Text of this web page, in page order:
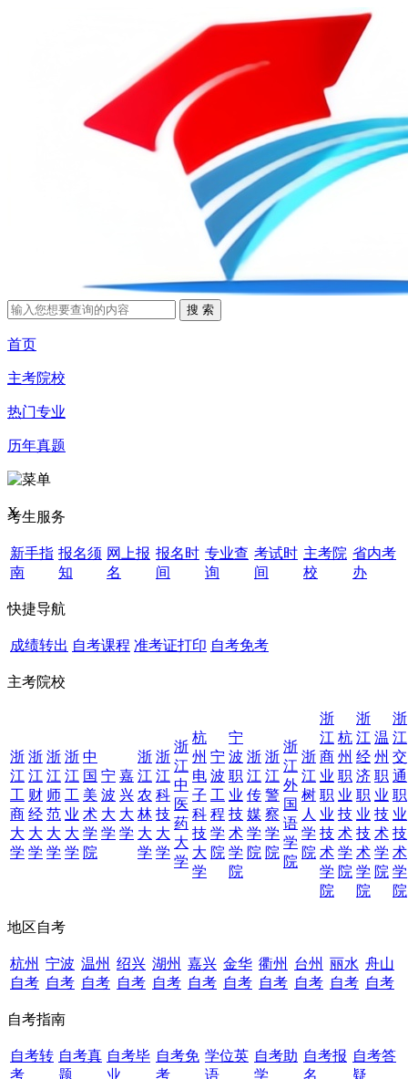
首页
主考院校
热门专业
历年真题
X
考生服务
新手指
南
报名须
知
网上报
名
报名时
间
专业查
询
考试时
间
主考院
校
省内考
办
快捷导航
成绩转出 自考课程 准考证打印 自考免考
主考院校
浙
江
工
商
大
学
浙
江
财
经
大
学
浙
江
师
范
大
学
浙
江
工
业
大
学
中
国
美
术
学
院
宁
波
大
学
嘉
兴
大
学
浙
江
农
林
大
学
浙
江
科
技
大
学
浙
江
中
医
药
大
学
杭
州
电
子
科
技
大
学
宁
波
工
程
学
院
宁
波
职
业
技
术
学
院
浙
江
传
媒
学
院
浙
江
警
察
学
院
浙
江
外
国
语
学
院
浙
江
树
人
学
院
浙
江
商
业
职
业
技
术
学
院
杭
州
职
业
技
术
学
院
浙
江
经
济
职
业
技
术
学
院
温
州
职
业
技
术
学
院
浙
江
交
通
职
业
技
术
学
院
地区自考
杭州
自考
宁波
自考
温州
自考
绍兴
自考
湖州
自考
嘉兴
自考
金华
自考
衢州
自考
台州
自考
丽水
自考
舟山
自考
自考指南
自考转
考
自考真
题
自考毕
业
自考免
考
学位英
语
自考助
学
自考报
名
自考答
疑